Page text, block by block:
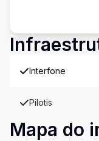
Interfone
Pilotis
Mapa do